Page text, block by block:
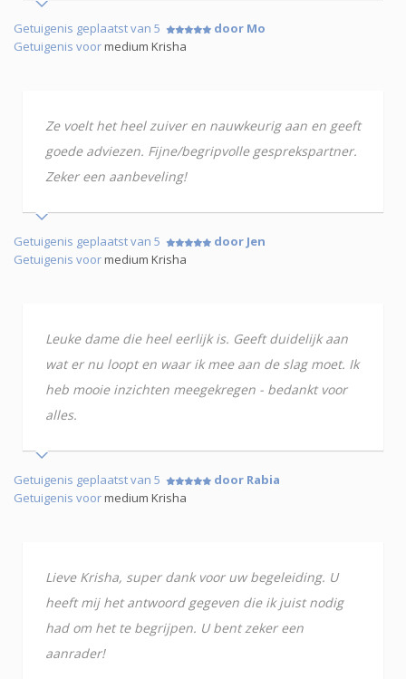
Getuigenis geplaatst van 5
door Mo
Getuigenis voormedium Krisha
Ze voelt het heel zuiver en nauwkeurig aan en geeft
goede adviezen. Fijne/begripvolle gesprekspartner.
Zeker een aanbeveling!
Getuigenis geplaatst van 5
door Jen
Getuigenis voormedium Krisha
Leuke dame die heel eerlijk is. Geeft duidelijk aan
wat er nu loopt en waar ik mee aan de slag moet. Ik
heb mooie inzichten meegekregen - bedankt voor
alles.
Getuigenis geplaatst van 5
door Rabia
Getuigenis voormedium Krisha
Lieve Krisha, super dank voor uw begeleiding. U
heeft mij het antwoord gegeven die ik juist nodig
had om het te begrijpen. U bent zeker een
aanrader!